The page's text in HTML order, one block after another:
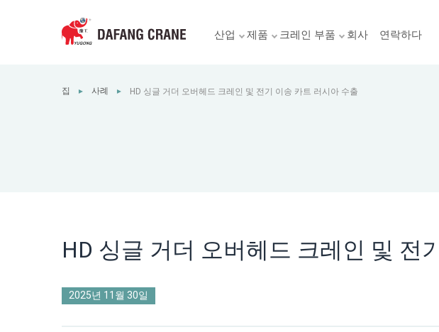
산업 제품 크레인 부품 회사 연락하다
집 ► 사례 ► HD 싱글 거더 오버헤드 크레인 및 전기 이송 카트 러시아 수출
HD 싱글 거더 오버헤드 크레인 및 전
2025년 11월 30일